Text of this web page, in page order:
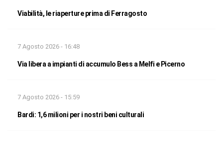
Viabilità, le riaperture prima di Ferragosto
7 Agosto 2026 - 16:48
Via libera a impianti di accumulo Bess a Melfi e Picerno
7 Agosto 2026 - 15:59
Bardi: 1,6 milioni per i nostri beni culturali